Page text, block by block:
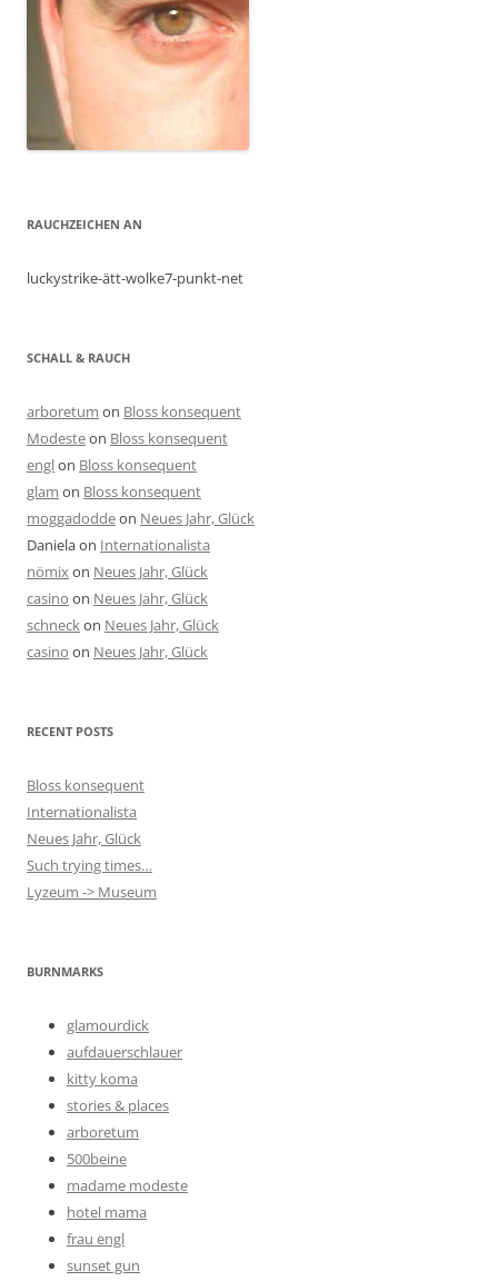
RAUCHZEICHEN AN
luckystrike-ätt-wolke7-punkt-net
SCHALL & RAUCH
arboretum on Bloss konsequent
Modesteon Bloss konsequent
englon Bloss konsequent
glam on Bloss konsequent
moggadoddeon Neues Jahr, Glück
Danielaon Internationalista
nömixon Neues Jahr, Glück
casino on Neues Jahr, Glück
schneckon Neues Jahr, Glück
casino on Neues Jahr, Glück
RECENT POSTS
Bloss konsequent
Internationalista
Neues Jahr, Glück
Such trying times…
Lyzeum -> Museum
BURNMARKS
glamourdick
aufdauerschlauer
kitty koma
stories & places
arboretum
500beine
madame modeste
hotel mama
frau engl
sunset gun